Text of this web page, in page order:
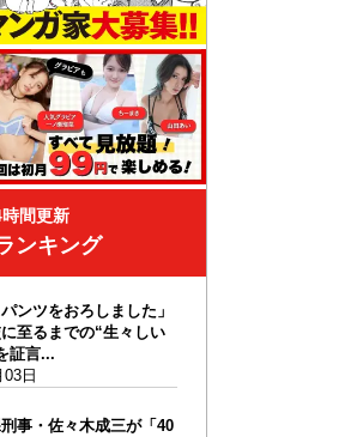
間更新
ンキング
パンツをおろしました」
至るまでの“生々しい
証言...
日
事・佐々木成三が「40